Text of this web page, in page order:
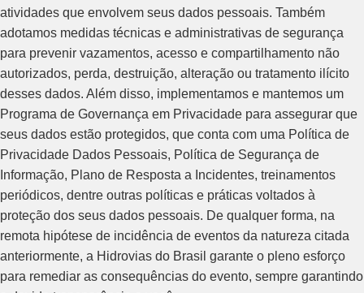
atividades que envolvem seus dados pessoais. Também
adotamos medidas técnicas e administrativas de segurança
para prevenir vazamentos, acesso e compartilhamento não
autorizados, perda, destruição, alteração ou tratamento ilícito
desses dados. Além disso, implementamos e mantemos um
Programa de Governança em Privacidade para assegurar que
seus dados estão protegidos, que conta com uma Política de
Privacidade Dados Pessoais, Política de Segurança de
Informação, Plano de Resposta a Incidentes, treinamentos
periódicos, dentre outras políticas e práticas voltados à
proteção dos seus dados pessoais. De qualquer forma, na
remota hipótese de incidência de eventos da natureza citada
anteriormente, a Hidrovias do Brasil garante o pleno esforço
para remediar as consequências do evento, sempre garantindo